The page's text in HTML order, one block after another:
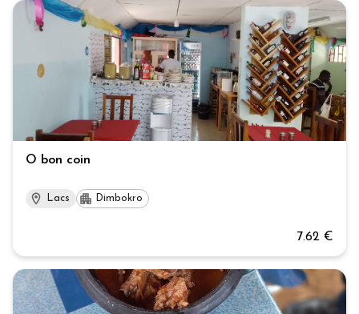
O bon coin
Lacs Dimbokro
7.62 €